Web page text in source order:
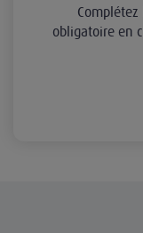
obligatoire en